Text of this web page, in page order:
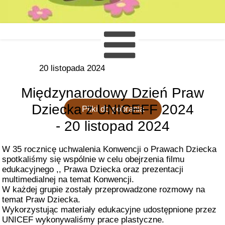
20 listopada 2024
Międzynarodowy Dzień Praw
Dziecka z UNICEFF 2024
- 20 listopad 2024
W 35 rocznicę uchwalenia Konwencji o Prawach Dziecka
spotkaliśmy się wspólnie w celu obejrzenia filmu
edukacyjnego ,, Prawa Dziecka oraz prezentacji
multimedialnej na temat Konwencji.
W każdej grupie zostały przeprowadzone rozmowy na
temat Praw Dziecka.
Wykorzystując materiały edukacyjne udostępnione przez
UNICEF wykonywaliśmy prace plastyczne.
Pliki do pobrania